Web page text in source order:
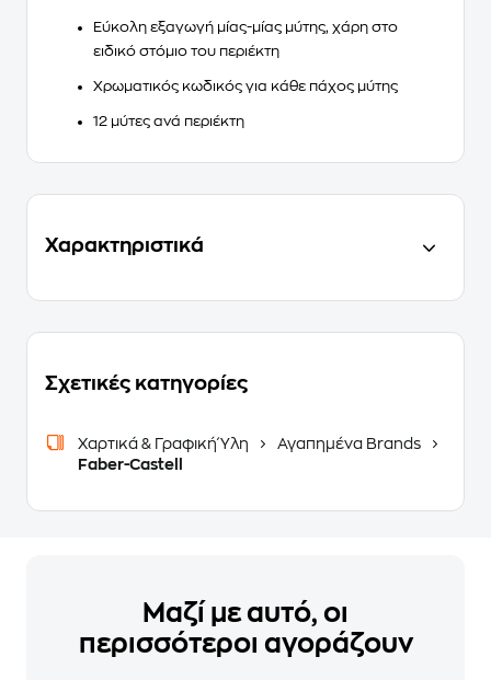
Εύκολη εξαγωγή μίας-μίας μύτης, χάρη στο
ειδικό στόμιο του περιέκτη
Χρωματικός κωδικός για κάθε πάχος μύτης
12 μύτες ανά περιέκτη
Χαρακτηριστικά
Σχετικές κατηγορίες
Χαρτικά & Γραφική Ύλη
Αγαπημένα Brands
Faber-Castell
Μαζί με αυτό, οι
περισσότεροι αγοράζουν